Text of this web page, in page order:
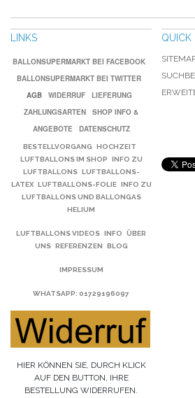
LINKS
BALLONSUPERMARKT BEI FACEBOOK
BALLONSUPERMARKT BEI TWITTER
AGB
WIDERRUF
LIEFERUNG
ZAHLUNGSARTEN
SHOP INFO &
ANGEBOTE
DATENSCHUTZ
BESTELLVORGANG
HOCHZEIT
LUFTBALLONS IM SHOP
INFO ZU
LUFTBALLONS LUFTBALLONS-
LATEX LUFTBALLONS-FOLIE INFO ZU
LUFTBALLONS UND BALLONGAS
HELIUM
LUFTBALLONS VIDEOS INFO
ÜBER
UNS REFERENZEN BLOG
IMPRESSUM
WHATSAPP: 01729196097
HIER KÖNNEN SIE, DURCH KLICK
AUF DEN BUTTON, IHRE
BESTELLUNG WIDERRUFEN.
QUICK